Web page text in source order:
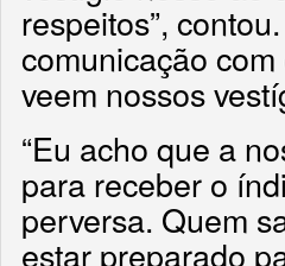
respeitos”,
comunicação
veem nossos
“Eu acho que a
para receber o
perversa. Quem
estar preparado